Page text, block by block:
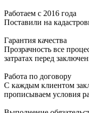
Работаем с 2016 года
Поставили на
Гарантия качества
Прозрачность все
затратах перед
Работа по договору
С каждым клиентом
прописываем условия